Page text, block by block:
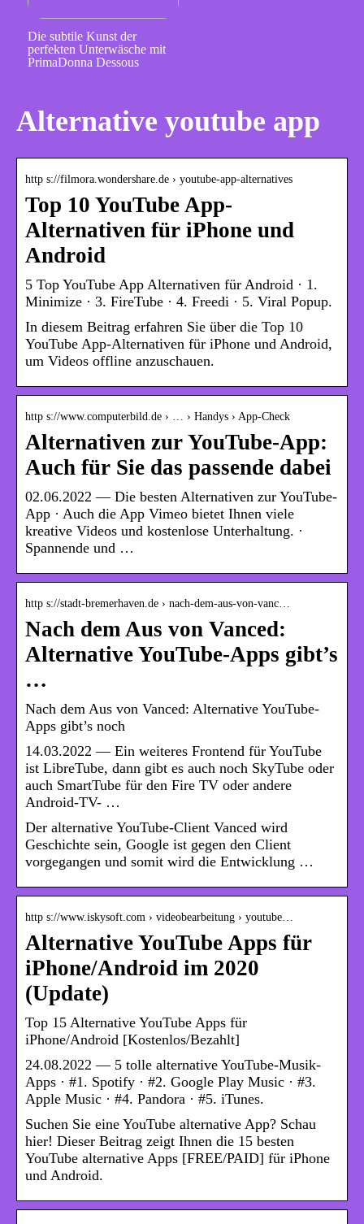
Die subtile Kunst der
perfekten Unterwäsche mit
PrimaDonna Dessous
Alternative youtube app
http s://filmora.wondershare.de › youtube-app-alternatives
Top 10 YouTube App-
Alternativen für iPhone und
Android
5 Top YouTube App Alternativen für Android · 1.
Minimize · 3. FireTube · 4. Freedi · 5. Viral Popup.
In diesem Beitrag erfahren Sie über die Top 10
YouTube App-Alternativen für iPhone und Android,
um Videos offline anzuschauen.
http s://www.computerbild.de › … › Handys › App-Check
Alternativen zur YouTube-App:
Auch für Sie das passende dabei
02.06.2022 — Die besten Alternativen zur YouTube-
App · Auch die App Vimeo bietet Ihnen viele
kreative Videos und kostenlose Unterhaltung. ·
Spannende und …
http s://stadt-bremerhaven.de › nach-dem-aus-von-vanc…
Nach dem Aus von Vanced:
Alternative YouTube-Apps gibt’s
…
Nach dem Aus von Vanced: Alternative YouTube-
Apps gibt’s noch
14.03.2022 — Ein weiteres Frontend für YouTube
ist LibreTube, dann gibt es auch noch SkyTube oder
auch SmartTube für den Fire TV oder andere
Android-TV- …
Der alternative YouTube-Client Vanced wird
Geschichte sein, Google ist gegen den Client
vorgegangen und somit wird die Entwicklung …
http s://www.iskysoft.com › videobearbeitung › youtube…
Alternative YouTube Apps für
iPhone/Android im 2020
(Update)
Top 15 Alternative YouTube Apps für
iPhone/Android [Kostenlos/Bezahlt]
24.08.2022 — 5 tolle alternative YouTube-Musik-
Apps · #1. Spotify · #2. Google Play Music · #3.
Apple Music · #4. Pandora · #5. iTunes.
Suchen Sie eine YouTube alternative App? Schau
hier! Dieser Beitrag zeigt Ihnen die 15 besten
YouTube alternative Apps [FREE/PAID] für iPhone
und Android.